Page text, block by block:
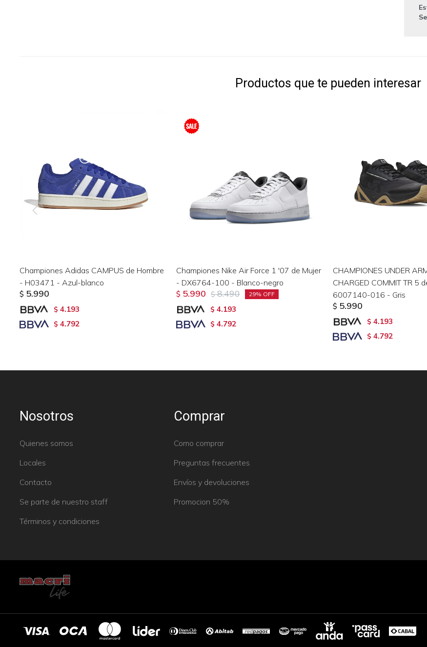
Productos que te pueden interesar
Championes Adidas CAMPUS de Hombre
- H03471 - Azul-blanco
$ 5.990
$ 4.193
$ 4.792
Championes Nike Air Force 1 '07 de Mujer
- DX6764-100 - Blanco-negro
$ 5.990 $ 8.490 29
$ 4.193
$ 4.792
CHAMPIONES UNDER
CHARGED COMMIT TR 5
6007140-016 - Gris
$ 5.990
$ 4.193
$ 4.792
Nosotros
Quienes somos
Locales
Contacto
Se parte de nuestro staff
Términos y condiciones
Comprar
Como comprar
Preguntas frecuentes
Envíos y devoluciones
Promocion 50%